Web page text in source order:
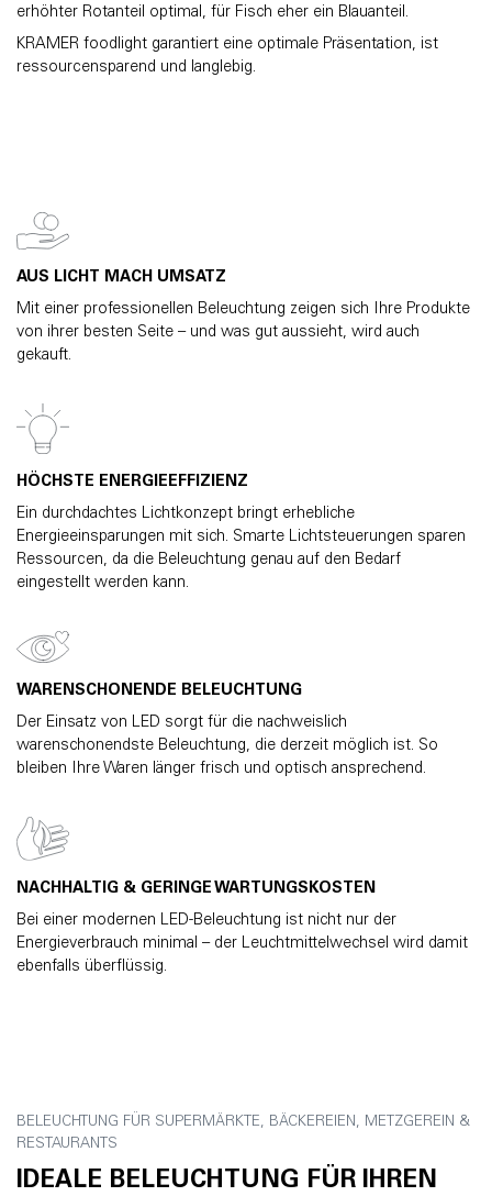
erhöhter Rotanteil optimal, für Fisch eher ein Blauanteil.
KRAMER foodlight garantiert eine optimale Präsentation, ist
ressourcensparend und langlebig.
AUS LICHT MACH UMSATZ
Mit einer professionellen Beleuchtung zeigen sich Ihre Produkte
von ihrer besten Seite – und was gut aussieht, wird auch
gekauft.
HÖCHSTE ENERGIEEFFIZIENZ
Ein durchdachtes Lichtkonzept bringt erhebliche
Energieeinsparungen mit sich. Smarte Lichtsteuerungen sparen
Ressourcen, da die Beleuchtung genau auf den Bedarf
eingestellt werden kann.
WARENSCHONENDE BELEUCHTUNG
Der Einsatz von LED sorgt für die nachweislich
warenschonendste Beleuchtung, die derzeit möglich ist. So
bleiben Ihre Waren länger frisch und optisch ansprechend.
NACHHALTIG & GERINGE WARTUNGSKOSTEN
Bei einer modernen LED-Beleuchtung ist nicht nur der
Energieverbrauch minimal – der Leuchtmittelwechsel wird damit
ebenfalls überflüssig.
BELEUCHTUNG FÜR SUPERMÄRKTE, BÄCKEREIEN, METZGEREIN &
RESTAURANTS
IDEALE BELEUCHTUNG FÜR IHREN